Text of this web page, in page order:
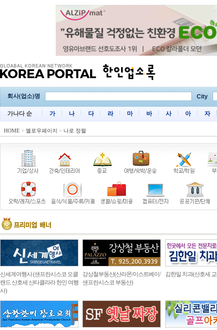
회사(업소)명 City
가나다 순 가 나 다 라 마 바 사 아 자
HOME > 옐로우페이지 > 나로 정렬
신세계여행사 (샌프란시스코 오클
랜드 산호세 산타클라라 한인 여행
사)
강상철부동산(산라몬/이스트베이/
샌프란시스코 부동산)
김한일 치과(산호세